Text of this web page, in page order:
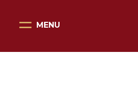
MENU